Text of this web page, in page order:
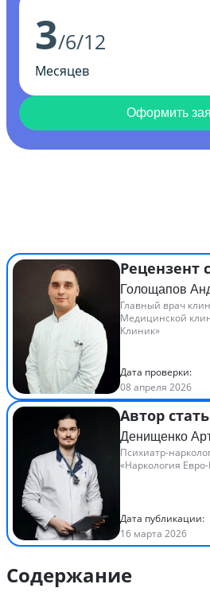
3/6/12
Месяцев
Оформить
Рецензент
Голощапов
Главный врач
Медицинской
Клиник»
Дата проверки:
08 апреля 2026
Автор
Денищенко
Психиатр-
«Наркология
Дата публикации:
16 марта 2026
Содержание